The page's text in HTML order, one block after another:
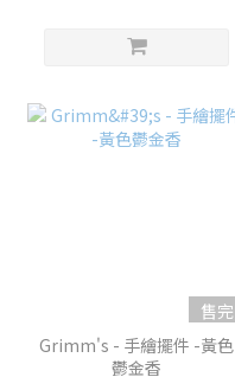
售完
Grimm's - 手繪擺件 -黃色
鬱金香